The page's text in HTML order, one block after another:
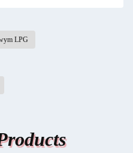
LPG